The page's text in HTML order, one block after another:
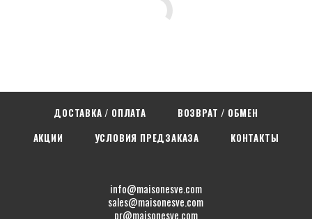
ДОСТАВКА / ОПЛАТА
ВОЗВРАТ / ОБМЕН
АКЦИИ
УСЛОВИЯ ПРЕДЗАКАЗА КОНТАКТЫ
info@maisonesve.com
sales@maisonesve.com
pr@maisonesve.com